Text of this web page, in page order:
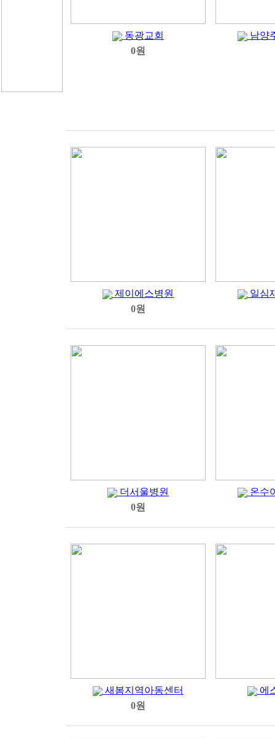
동광교회
0원
남양
제이에스병원
0원
일심
더서울병원
0원
온수
새봄지역아동센터
0원
에